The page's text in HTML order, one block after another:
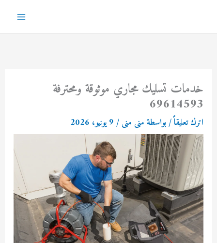
المحتوى
خدمات تسليك مجاري موثوقة ومحترفة
69614593
اترك تعليقاً/ بواسطة منى منى/9 يونيو، 2026